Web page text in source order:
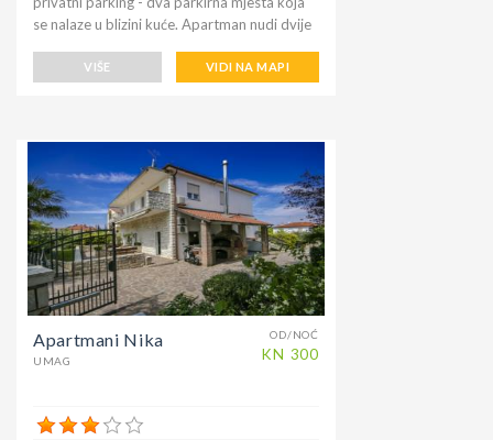
se nalaze u blizini kuće. Apartman nudi dvije
dva odvojena kreveta, potpuno opremljenu
Kućni ljubimci su dobrodošli uz dodatne
troškove. Apartman je 'idealan za obitelji ili
parove koji putuju zajedno. Samoposluga i
250 m, ljekarna 150 m, banka 150 m i šetnja
uz more u Umagu udaljeni su samo 160 m.
Plaže oko 1100 m, a centar grada oko 800
m od kuće. Apartman je na dobroj lokaciji jer
se nalazi između centra Umaga i plaža, vrlo
blizu supermarketa i bankomata.
VIŠE VIDI NA MAPI
OD/NOĆ
KN 300
Apartmani Nika
UMAG